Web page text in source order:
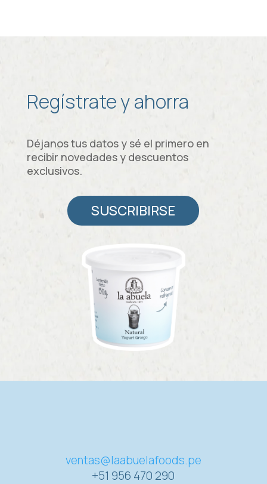
Regístrate y ahorra
Déjanos tus datos y sé el primero en
recibir novedades y descuentos
exclusivos.
SUSCRIBIRSE
ventas@laabuelafoods.pe
+51 956 470 290